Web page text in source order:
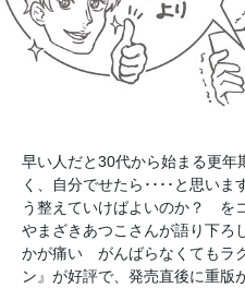
早い人だと30代から始まる更年
く、自分でせたら････と思い
う整えていけばよいのか？ を
やまざきあつこさんが語り下ろ
かが痛い がんばらなくてもラ
ン』が好評で、発売直後に重版